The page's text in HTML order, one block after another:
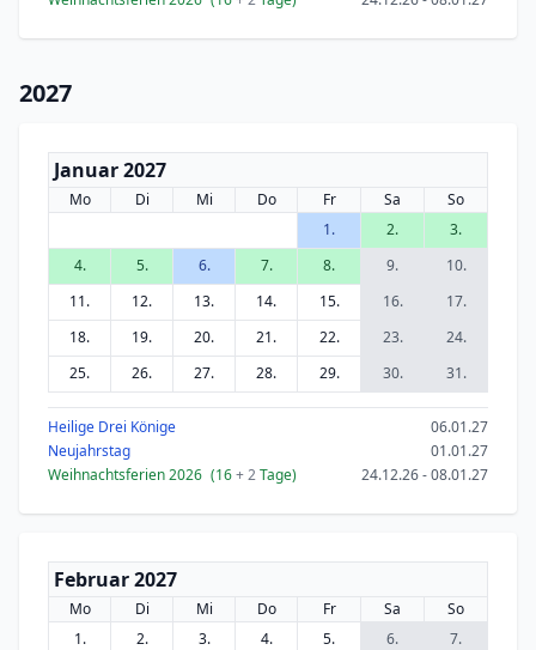
2027
Januar 2027
Mo Di Mi Do Fr Sa
So
1.
2.
3.
4.
5. 6. 7. 8. 9.
10.
11.
12. 13. 14. 15. 16.
17.
18.
19. 20. 21. 22. 23.
24.
25.
26. 27. 28. 29. 30. 31.
Heilige Drei Könige
06.01.27
Neujahrstag
01.01.27
Weihnachtsferien 2026 (16+ 2Tage) 24.12.26 - 08.01.27
Februar 2027
Mo Di Mi Do Fr Sa
So
1.
2. 3. 4. 5. 6.
7.